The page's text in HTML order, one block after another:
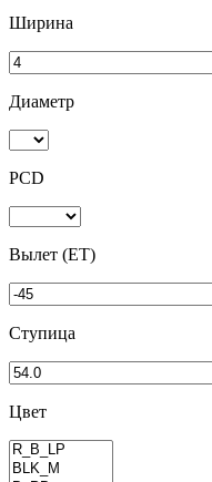
Ширина
Диаметр
PCD
Вылет (ET)
Ступица
Цвет